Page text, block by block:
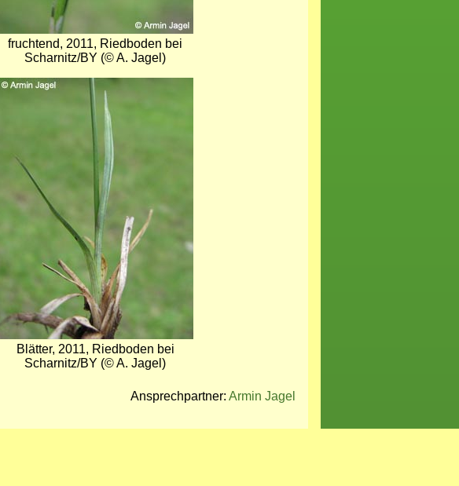
fruchtend, 2011, Riedboden bei
Scharnitz/BY (© A. Jagel)
Bild
Blätter, 2011, Riedboden bei
Scharnitz/BY (© A. Jagel)
Ansprechpartner: Armin Jagel